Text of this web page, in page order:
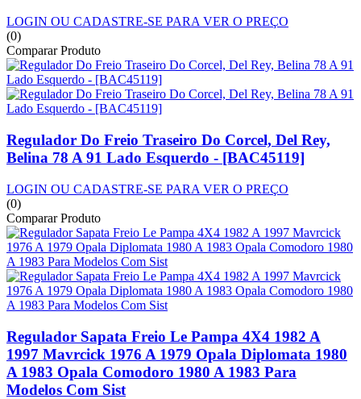
LOGIN OU CADASTRE-SE PARA VER O PREÇO
(0)
Comparar Produto
Regulador Do Freio Traseiro Do Corcel, Del Rey,
Belina 78 A 91 Lado Esquerdo - [BAC45119]
LOGIN OU CADASTRE-SE PARA VER O PREÇO
(0)
Comparar Produto
Regulador Sapata Freio Le Pampa 4X4 1982 A
1997 Mavrcick 1976 A 1979 Opala Diplomata 1980
A 1983 Opala Comodoro 1980 A 1983 Para
Modelos Com Sist